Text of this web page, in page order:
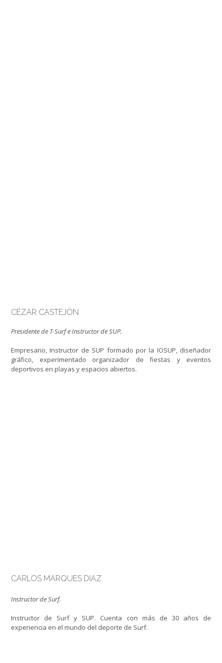
CÉZAR CASTEJÓN
Presidente de T-Surf e Instructor de SUP.
Empresario, Instructor de SUP formado por la IOSUP, diseñador
gráfico, experimentado organizador de fiestas y eventos
deportivos en playas y espacios abiertos.
CARLOS MARQUES DIAZ
Instructor de Surf.
Instructor de Surf y SUP. Cuenta con más de 30 años de
experiencia en el mundo del deporte de Surf.